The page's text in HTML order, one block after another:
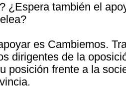
¿Espera también el
es Cambiemos.
dirigentes de la
posición frente a la